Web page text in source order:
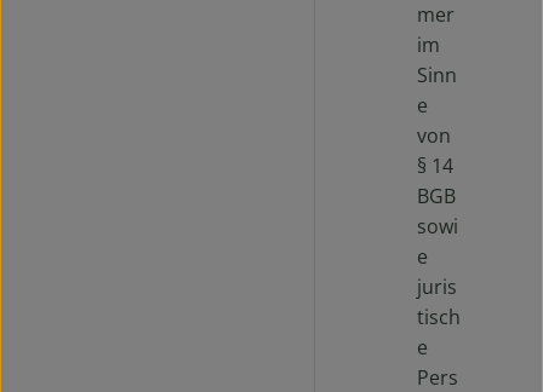
mer
im
Sinn
e
von
§ 14
BGB
sowi
e
juris
tisch
e
Pers